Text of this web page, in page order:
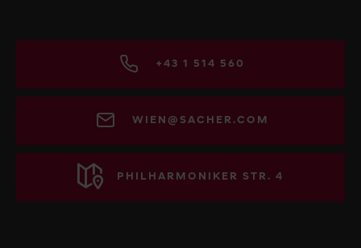
+43 1 514 560
WIEN@SACHER.COM
PHILHARMONIKER STR. 4